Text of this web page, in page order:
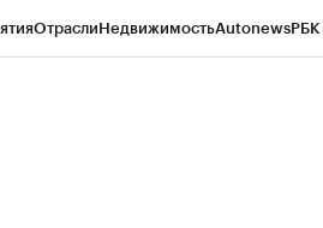
ОтраслиНедвижимостьAutonews